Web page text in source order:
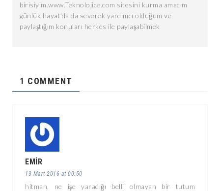
birisiyim.www.Teknolojice.com sitesini kurma amacım
günlük hayat'da da severek yardımcı olduğum ve
paylaştığım konuları herkes ile paylaşabilmek
1 COMMENT
EMIR
13 Mart 2016 at 00:50
hitman, ne işe yaradığı belli olmayan bir tutum